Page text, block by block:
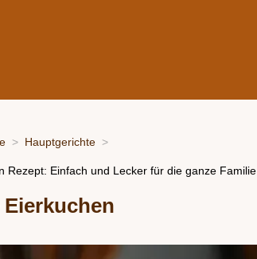
Hauptgerichte
Rezept: Einfach und Lecker für die ganze Familie